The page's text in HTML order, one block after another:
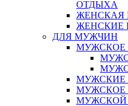
ОТДЫХА
ЖЕНСКАЯ
ЖЕНСКИЕ
ДЛЯ МУЖЧИН
МУЖСКОЕ
МУЖСКИЕ
МУЖСКОЕ
МУЖСКОЙ